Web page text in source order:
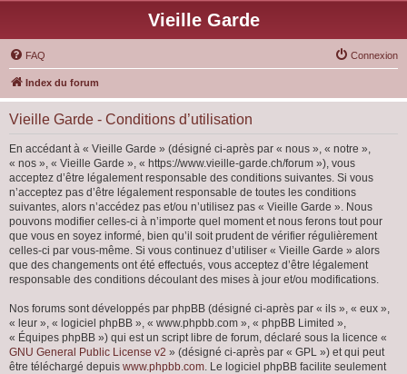
Vieille Garde
FAQ Connexion
Index du forum
Vieille Garde - Conditions d’utilisation
En accédant à « Vieille Garde » (désigné ci-après par « nous », « notre »,
« nos », « Vieille Garde », « https://www.vieille-garde.ch/forum »), vous
acceptez d’être légalement responsable des conditions suivantes. Si vous
n’acceptez pas d’être légalement responsable de toutes les conditions
suivantes, alors n’accédez pas et/ou n’utilisez pas « Vieille Garde ». Nous
pouvons modifier celles-ci à n’importe quel moment et nous ferons tout pour
que vous en soyez informé, bien qu’il soit prudent de vérifier régulièrement
celles-ci par vous-même. Si vous continuez d’utiliser « Vieille Garde » alors
que des changements ont été effectués, vous acceptez d’être légalement
responsable des conditions découlant des mises à jour et/ou modifications.
Nos forums sont développés par phpBB (désigné ci-après par « ils », « eux »,
« leur », « logiciel phpBB », « www.phpbb.com », « phpBB Limited »,
« Équipes phpBB ») qui est un script libre de forum, déclaré sous la licence «
GNU General Public License v2 » (désigné ci-après par « GPL ») et qui peut
être téléchargé depuis www.phpbb.com. Le logiciel phpBB facilite seulement